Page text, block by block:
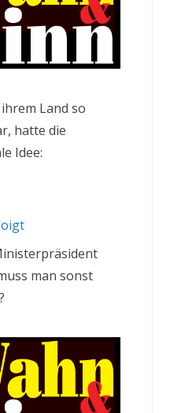
Land so
hatte die
Idee:
man sonst